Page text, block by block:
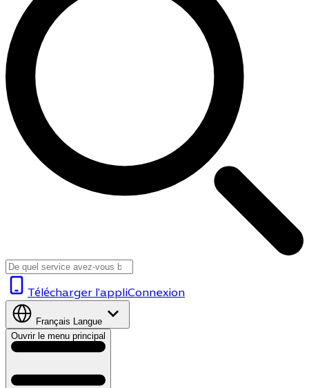
Télécharger l'appliConnexion
Français Langue
Ouvrir le menu principal